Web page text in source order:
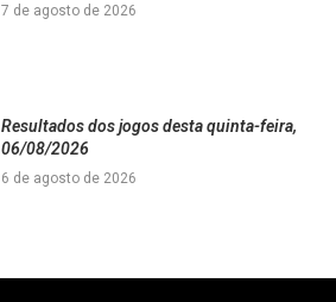
7 de agosto de 2026
Resultados dos jogos desta quinta-feira,
06/08/2026
6 de agosto de 2026